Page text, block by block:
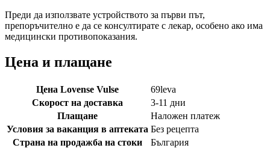
Преди да използвате устройството за първи път,
препоръчително е да се консултирате с лекар, особено ако има
медицински противопоказания.
Цена и плащане
Цена Lovense Vulse 69leva
Скорост на доставка
3-11 дни
Плащане
Наложен платеж
Условия за ваканция в аптеката Без рецепта
Страна на продажба на стоки
България